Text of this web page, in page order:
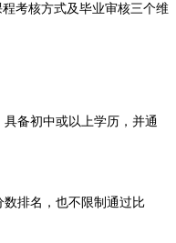
考核方式及毕业审核三个维
备初中或以上学历，并通
排名，也不限制通过比